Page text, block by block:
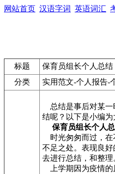
网站首页 汉语字词 英语词汇
标题
保育员组长个人总结
分类
实用范文-个人报告-
总结是事后对某一
结呢？以下是小编为
保育员组长个人
时光匆匆而过，在
不足之处。表现良
去进行总结，和整
上学期因为疫情的